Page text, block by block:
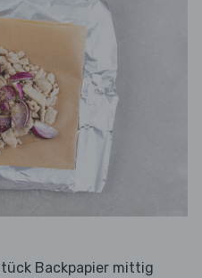
Backpapier mittig